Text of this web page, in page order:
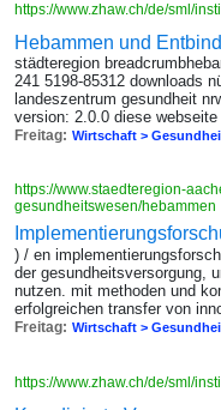
https://www.zhaw.ch/de/sml/
Hebammen und
städteregion
241 5198-85312 downloads
landeszentrum gesundheit
version: 2.0.0 diese
Freitag: Wirtschaft >
https://www.staedteregion-
gesundheitswesen/hebammen
) / en
der gesundheitsversorgung,
nutzen. mit methoden und
erfolgreichen transfer von
Freitag: Wirtschaft >
https://www.zhaw.ch/de/sml/